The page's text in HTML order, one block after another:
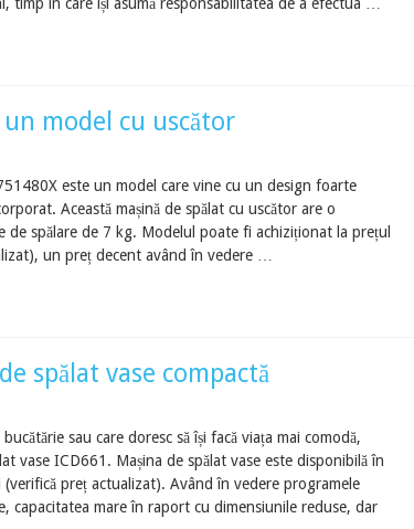
model cu uscător
este un model care vine cu un design foarte
Această mașină de spălat cu uscător are o
de spălare de 7 kg. Modelul poate fi achiziționat la prețul
un preț decent având în vedere …
spălat vase compactă
sau care doresc să își facă viața mai comodă,
vase ICD661. Mașina de spălat vase este disponibilă în
preț actualizat). Având în vedere programele
capacitatea mare în raport cu dimensiunile reduse, dar